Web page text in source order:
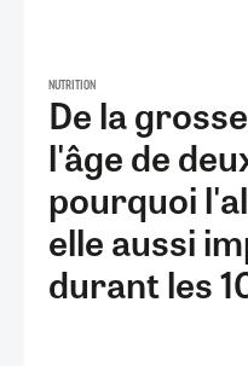
NUTRITION
De la
l'âge de
pourquoi
elle aussi
durant les